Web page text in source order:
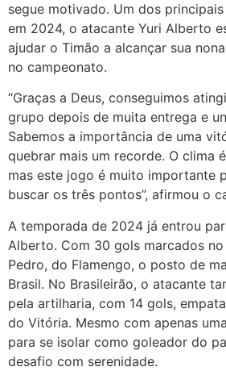
segue motivado. Um dos
em 2024, o atacante Yuri Alberto
ajudar o Timão a alcançar sua
no campeonato.
“Graças a Deus, conseguimos
grupo depois de muita entrega e
Sabemos a importância de uma
quebrar mais um recorde. O clima
mas este jogo é muito importante
buscar os três pontos”, afirmou o
A temporada de 2024 já entrou
Alberto. Com 30 gols marcados
Pedro, do Flamengo, o posto de
Brasil. No Brasileirão, o atacante
pela artilharia, com 14 gols,
do Vitória. Mesmo com apenas
para se isolar como goleador do
desafio com serenidade.